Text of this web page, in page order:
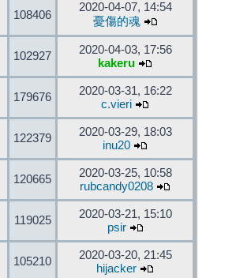
108406
2020-04-07, 14:54
憂傷的魂
102927
2020-04-03, 17:56
kakeru
179676
2020-03-31, 16:22
c.vieri
122379
2020-03-29, 18:03
inu20
120665
2020-03-25, 10:58
rubcandy0208
119025
2020-03-21, 15:10
psir
105210
2020-03-20, 21:45
hijacker